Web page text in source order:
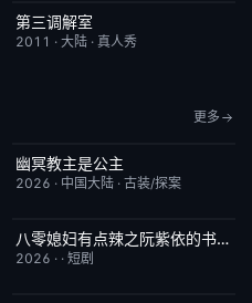
昨日更新
第三调解室
2011 · 大陆 · 真人秀
更多
已完结
幽冥教主是公主
2026 · 中国大陆 · 古装/探案
完结 5.0八零媳妇有点辣之阮紫依的书中梦
2026 · · 短剧